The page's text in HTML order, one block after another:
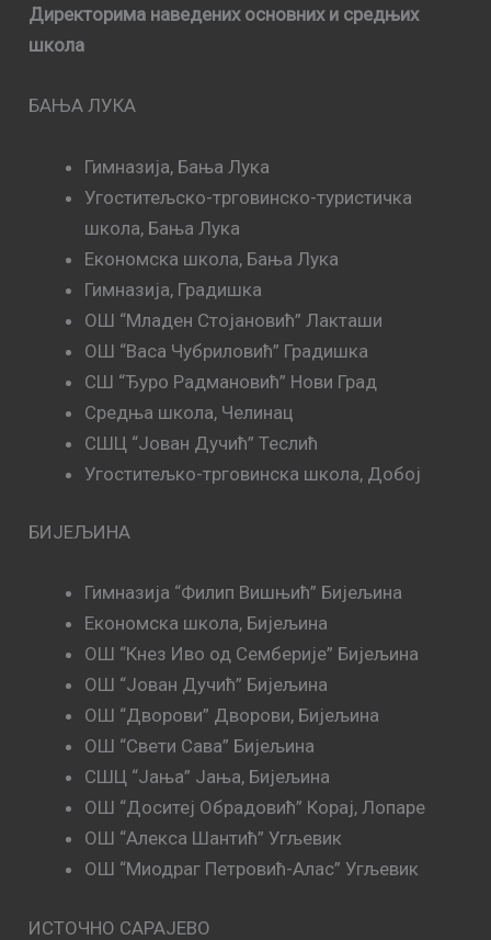
Директорима наведених основних и средњих
школа
БАЊА ЛУКА
Гимназија, Бања Лука
Угоститељско-трговинско-туристичка
школа, Бања Лука
Економска школа, Бања Лука
Гимназија, Градишка
ОШ “Младен Стојановић” Лакташи
ОШ “Васа Чубриловић” Градишка
СШ “Ђуро Радмановић” Нови Град
Средња школа, Челинац
СШЦ “Јован Дучић” Теслић
Угоститељко-трговинска школа, Добој
БИЈЕЉИНА
Гимназија “Филип Вишњић” Бијељина
Економска школа, Бијељина
ОШ “Кнез Иво од Семберије” Бијељина
ОШ “Јован Дучић” Бијељина
ОШ “Дворови” Дворови, Бијељина
ОШ “Свети Сава” Бијељина
СШЦ “Јања” Јања, Бијељина
ОШ “Доситеј Обрадовић” Корај, Лопаре
ОШ “Алекса Шантић” Угљевик
ОШ “Миодраг Петровић-Алас” Угљевик
ИСТОЧНО САРАЈЕВО